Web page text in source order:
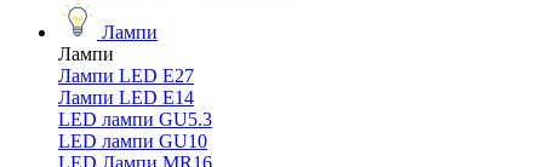
Лампи
Лампи
Лампи LED E27
Лампи LED Е14
LED лампи GU5.3
LED лампи GU10
LED Лампи MR16